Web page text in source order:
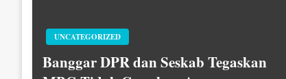
UNCATEGORIZED
Banggar DPR dan Seskab Tegaskan